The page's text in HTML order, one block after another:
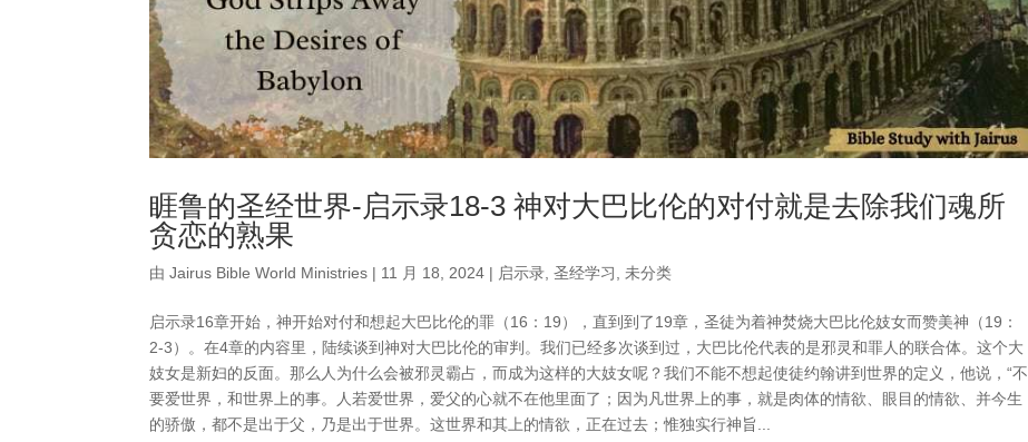
睚鲁的圣经世界-启示录18-3 神对大巴比伦的对付就是去除我们魂所
贪恋的熟果
由Jairus Bible World Ministries | 11 月 18, 2024 | 启示录 ,圣经学习 未分类
启示录16章开始，神开始对付和想起大巴比伦的罪（16：19），直到到了19章，圣徒为着神焚烧大巴比伦妓女而赞美神（19：
2-3）。在4章的内容里，陆续谈到神对大巴比伦的审判。我们已经多次谈到过，大巴比伦代表的是邪灵和罪人的联合体。这个大
妓女是新妇的反面。那么人为什么会被邪灵霸占，而成为这样的大妓女呢？我们不能不想起使徒约翰讲到世界的定义，他说，“不
要爱世界，和世界上的事。人若爱世界，爱父的心就不在他里面了；因为凡世界上的事，就是肉体的情欲、眼目的情欲、并今生
的骄傲，都不是出于父，乃是出于世界。这世界和其上的情欲，正在过去；惟独实行神旨...